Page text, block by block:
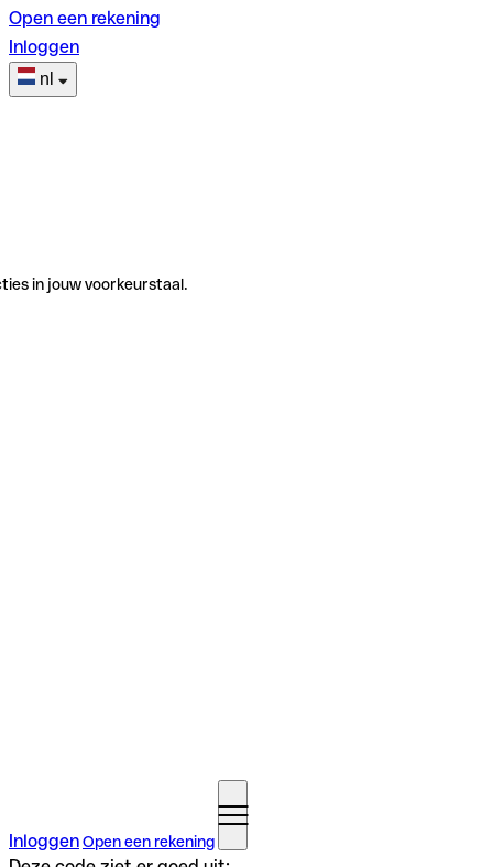
Open een rekening
Inloggen
nl
in jouw voorkeurstaal.
InloggenOpen een rekening